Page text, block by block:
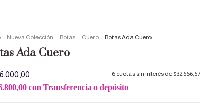
. Nueva Colección . Botas . Cuero . Botas Ada Cuero
Ada Cuero
6 cuotas sin interés de $32.666,67
con Transferencia o depósito